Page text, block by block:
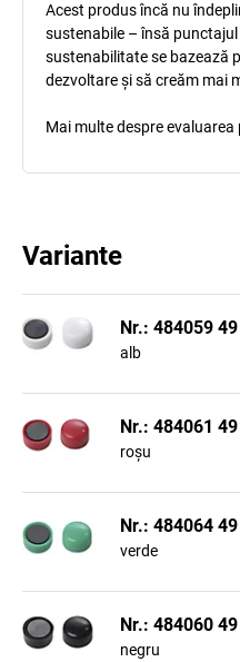
Acest produs încă nu
sustenabile – însă
sustenabilitate se bazează
dezvoltare și să creăm mai
Mai multe despre
Variante
Nr.: 484059 49
alb
Nr.: 484061 49
roșu
Nr.: 484064 49
verde
Nr.: 484060 49
negru